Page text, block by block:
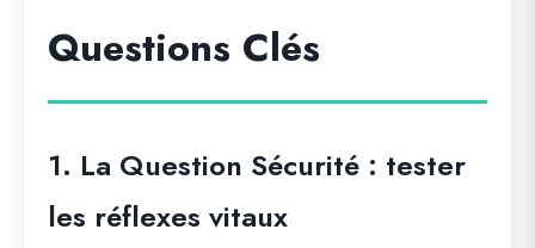
Questions Clés
1. La Question Sécurité : tester
les réflexes vitaux